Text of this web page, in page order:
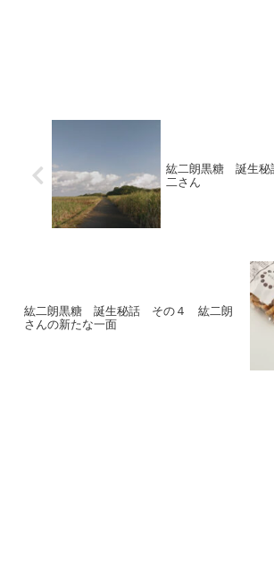
紘二朗黒糖 誕生
二さん ​
紘二朗黒糖 誕生秘話 その４ 紘二朗
さんの新たな一面